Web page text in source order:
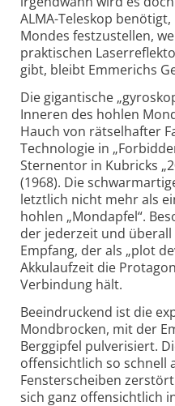
ALMA-Teleskop
Mondes festzustellen,
praktischen
gibt, bleibt Emmerichs
Die gigantische
Inneren des hohlen
Hauch von rätselhafter
Technologie in
Sternentor in Kubricks
(1968). Die
letztlich nicht mehr als
hohlen „Mondapfel“.
der jederzeit und
Empfang, der als „plot
Akkulaufzeit die
Verbindung hält.
Beeindruckend ist die
Mondbrocken, mit der
Berggipfel pulverisiert.
offensichtlich so schnell
Fensterscheiben
sich ganz offensichtlich